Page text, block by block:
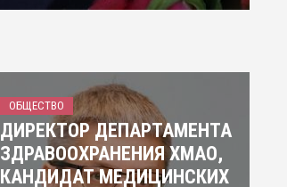
ОБЩЕСТВО
ДИРЕКТОР ДЕПАРТАМЕНТА
ЗДРАВООХРАНЕНИЯ ХМАО,
КАНДИДАТ МЕДИЦИНСКИХ